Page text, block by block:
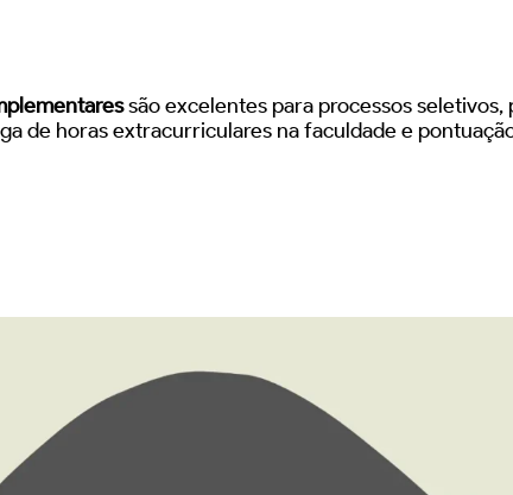
são excelentes para processos seletivos,
de horas extracurriculares na faculdade e